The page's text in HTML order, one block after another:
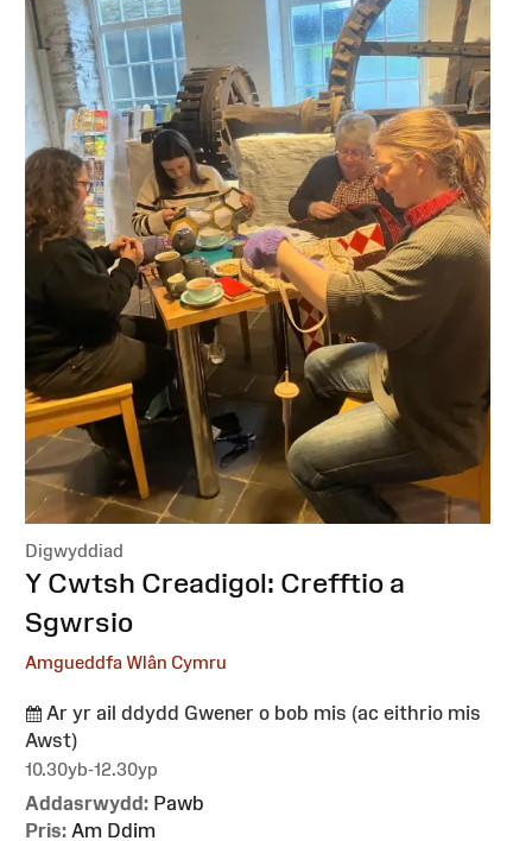
Digwyddiad
:
Y Cwtsh Creadigol: Crefftio a
Sgwrsio
Amgueddfa Wlân Cymru
Ar yr ail ddydd Gwener o bob mis (ac eithrio mis
Awst)
10.30yb-12.30yp
Addasrwydd: Pawb
Pris: Am Ddim